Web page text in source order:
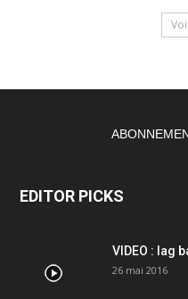
EDITOR PICKS
VIDEO : lag
26 mai 2016